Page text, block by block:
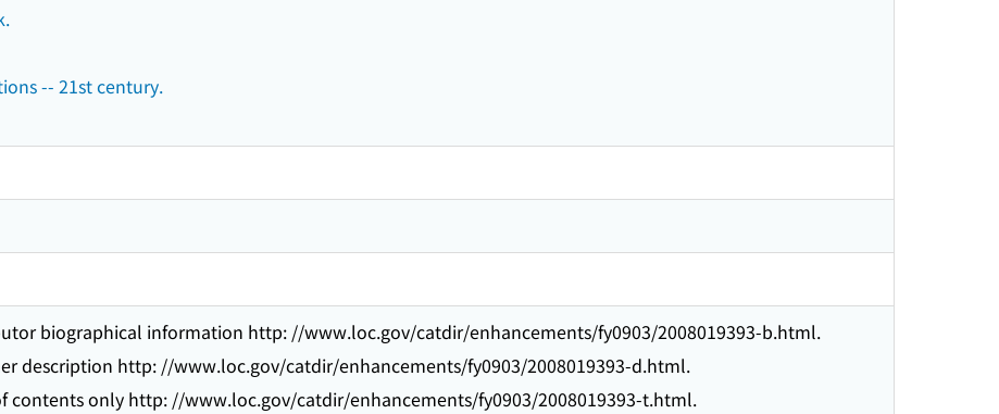
-- 21st century.
biographical information http: //www.loc.gov/catdir/enhancements/fy0903/2008019393-b.html.
description http: //www.loc.gov/catdir/enhancements/fy0903/2008019393-d.html.
contents only http: //www.loc.gov/catdir/enhancements/fy0903/2008019393-t.html.